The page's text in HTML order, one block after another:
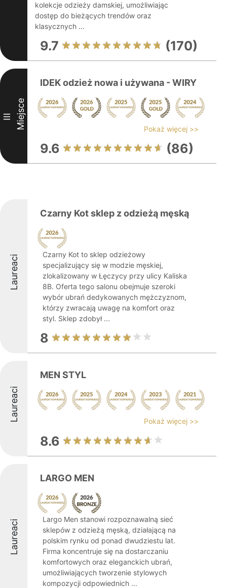
kolekcje odzieży damskiej, umożliwiając
dostęp do bieżących trendów oraz
klasycznych ...
9.7 (170)
III Miejsce
IDEK odzież nowa i używana - WIRY
Pokaż więcej >>
9.6 (86)
Laureaci
Czarny Kot sklep z odzieżą męską
Czarny Kot to sklep odzieżowy
specjalizujący się w modzie męskiej,
zlokalizowany w Łęczycy przy ulicy Kaliska
8B. Oferta tego salonu obejmuje szeroki
wybór ubrań dedykowanych mężczyznom,
którzy zwracają uwagę na komfort oraz
styl. Sklep zdobył ...
8
Laureaci
MEN STYL
Pokaż więcej >>
8.6
Laureaci
LARGO MEN
Largo Men stanowi rozpoznawalną sieć
sklepów z odzieżą męską, działającą na
polskim rynku od ponad dwudziestu lat.
Firma koncentruje się na dostarczaniu
komfortowych oraz eleganckich ubrań,
umożliwiających tworzenie stylowych
kompozycji odpowiednich ...